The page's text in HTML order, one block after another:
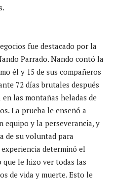
fue destacado por la
Parrado. Nando contó la
él y 15 de sus compañeros
72 días brutales después
las montañas heladas de
La prueba le enseñó a
equipo y la perseverancia, y
de su voluntad para
determinó el
le hizo ver todas las
de vida y muerte. Esto le